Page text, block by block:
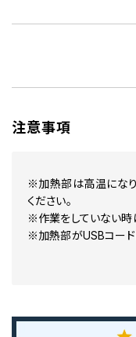
注意事項
※加熱部は高温にな
ください。
※作業をしていない時
※加熱部がUSBコード